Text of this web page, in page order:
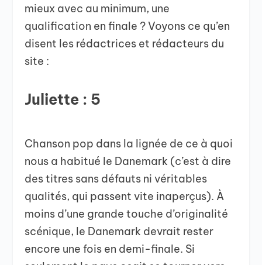
mieux avec au minimum, une
qualification en finale ? Voyons ce qu’en
disent les rédactrices et rédacteurs du
site :
Juliette : 5
Chanson pop dans la lignée de ce à quoi
nous a habitué le Danemark (c’est à dire
des titres sans défauts ni véritables
qualités, qui passent vite inaperçus). À
moins d’une grande touche d’originalité
scénique, le Danemark devrait rester
encore une fois en demi-finale. Si